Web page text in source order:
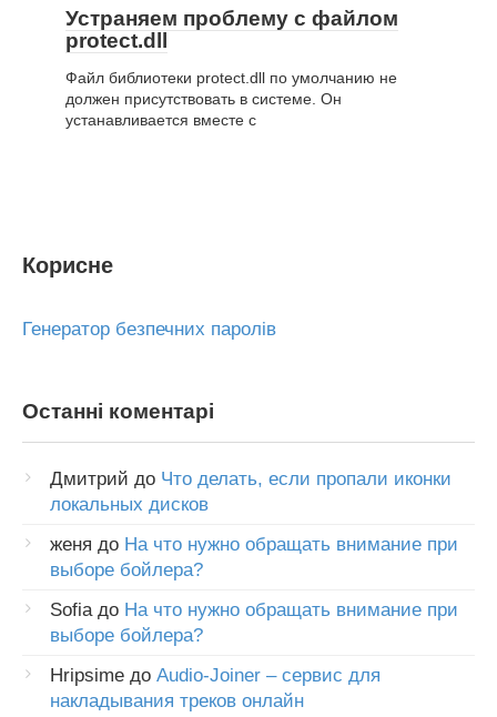
Устраняем проблему с файлом
protect.dll
Файл библиотеки protect.dll по умолчанию не
должен присутствовать в системе. Он
устанавливается вместе с
Корисне
Генератор безпечних паролів
Останні коментарі
Дмитрий до Что делать, если пропали иконки
локальных дисков
женя до На что нужно обращать внимание при
выборе бойлера?
Sofiaдо На что нужно обращать внимание при
выборе бойлера?
Hripsime до Audio-Joiner – сервис для
накладывания треков онлайн